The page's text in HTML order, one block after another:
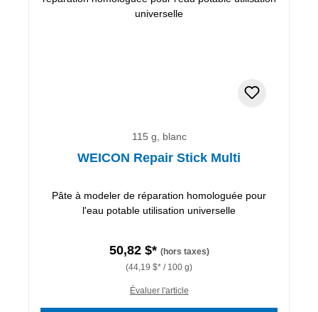
115 g, blanc
WEICON Repair Stick Multi
Pâte à modeler de réparation homologuée pour
l'eau potable utilisation universelle
50,82 $* (hors taxes)
(44,19 $* / 100 g)
Évaluer l'article